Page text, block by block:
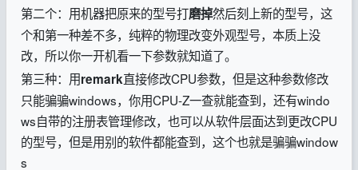
第二个：用机器把原来的型号打磨掉然后刻上新的型号，这
个和第一种差不多，纯粹的物理改变外观型号，本质上没
改，所以你一开机看一下参数就知道了。
第三种：用remark直接修改CPU参数，但是这种参数修改
只能骗骗windows，你用CPU-Z一查就能查到，还有windo
ws自带的注册表管理修改，也可以从软件层面达到更改CPU
的型号，但是用别的软件都能查到，这个也就是骗骗window
s